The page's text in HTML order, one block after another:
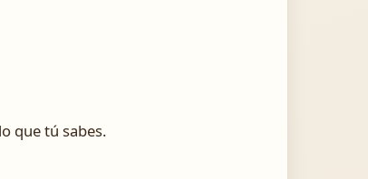
que tú sabes.